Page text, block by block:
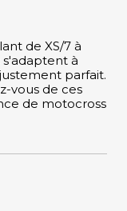
de XS/7 à
s'adaptent à
parfait.
vous de ces
de motocross